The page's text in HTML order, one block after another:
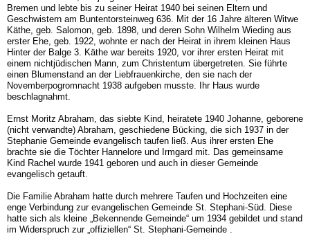
Bremen und lebte bis zu seiner Heirat 1940 bei seinen Eltern und
Geschwistern am Buntentorsteinweg 636. Mit der 16 Jahre älteren Witwe
Käthe, geb. Salomon, geb. 1898, und deren Sohn Wilhelm Wieding aus
erster Ehe, geb. 1922, wohnte er nach der Heirat in ihrem kleinen Haus
Hinter der Balge 3. Käthe war bereits 1920, vor ihrer ersten Heirat mit
einem nichtjüdischen Mann, zum Christentum übergetreten. Sie führte
einen Blumenstand an der Liebfrauenkirche, den sie nach der
Novemberpogromnacht 1938 aufgeben musste. Ihr Haus wurde
beschlagnahmt.
Ernst Moritz Abraham, das siebte Kind, heiratete 1940 Johanne, geborene
(nicht verwandte) Abraham, geschiedene Bücking, die sich 1937 in der
Stephanie Gemeinde evangelisch taufen ließ. Aus ihrer ersten Ehe
brachte sie die Töchter Hannelore und Irmgard mit. Das gemeinsame
Kind Rachel wurde 1941 geboren und auch in dieser Gemeinde
evangelisch getauft.
Die Familie Abraham hatte durch mehrere Taufen und Hochzeiten eine
enge Verbindung zur evangelischen Gemeinde St. Stephani-Süd. Diese
hatte sich als kleine „Bekennende Gemeinde“ um 1934 gebildet und stand
im Widerspruch zur „offiziellen“ St. Stephani-Gemeinde .